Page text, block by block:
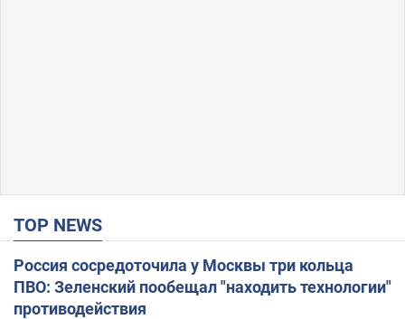
TOP NEWS
Россия сосредоточила у Москвы три кольца
ПВО: Зеленский пообещал "находить технологии"
противодействия